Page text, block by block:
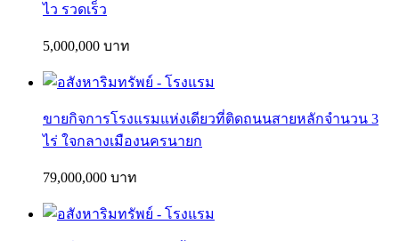
ไว รวดเร็ว
5,000,000 บาท
ขายกิจการโรงแรมแห่งเดียวที่ติดถนนสายหลักจำนวน 3
ไร่ ใจกลางเมืองนครนายก
79,000,000 บาท